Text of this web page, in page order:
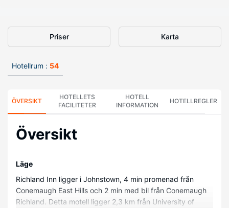
Priser Karta
Hotellrum : 54
ÖVERSIKT
HOTELLETS
FACILITETER
HOTELL
INFORMATION
HOTELLREGLER
Översikt
Läge
Richland Inn ligger i Johnstown, 4 min promenad från
Conemaugh East Hills och 2 min med bil från Conemaugh
Richland. Detta motell ligger 2,3 km från University of